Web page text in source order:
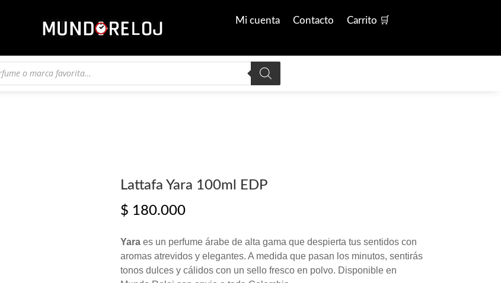
Mi cuenta Contacto Carrito 🛒
Lattafa Yara 100ml EDP
$ 180.000
Yaraes un perfume árabe de alta gama que despierta tus sentidos con
aromas atrevidos y elegantes. A medida que pasan los minutos, sentirás
tonos dulces y cálidos con un sello fresco en polvo. Disponible en